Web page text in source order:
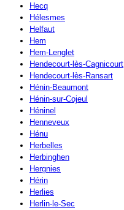
Hecq
Hélesmes
Helfaut
Hem
Hem-Lenglet
Hendecourt-lès-Cagnicourt
Hendecourt-lès-Ransart
Hénin-Beaumont
Hénin-sur-Cojeul
Héninel
Henneveux
Hénu
Herbelles
Herbinghen
Hergnies
Hérin
Herlies
Herlin-le-Sec